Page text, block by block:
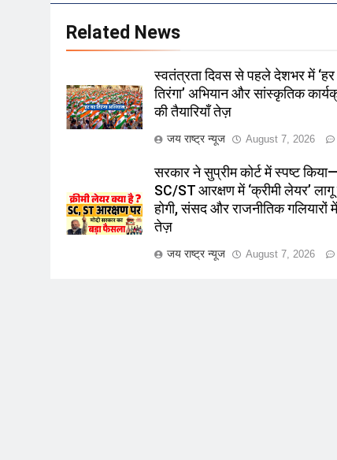
Related News
स्वतंत्रता दिवस से पहले देशभर में
तिरंगा’ अभियान और सांस्कृतिक
की तैयारियाँ तेज़
जय राष्ट्र न्यूज August 7, 2026
सरकार ने सुप्रीम कोर्ट में स्पष्ट किया—
SC/ST आरक्षण में ‘क्रीमी लेयर’ लागू
होगी, संसद और राजनीतिक गलियारों
तेज़
जय राष्ट्र न्यूज August 7, 2026